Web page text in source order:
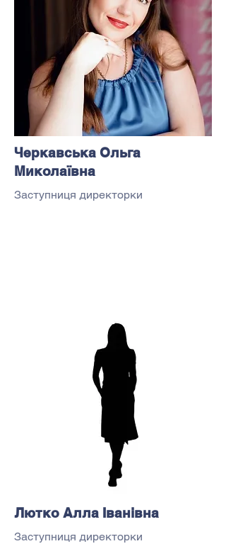
Черкавська Ольга
Миколаївна
Заступниця директорки
Лютко Алла Іванівна
Заступниця директорки